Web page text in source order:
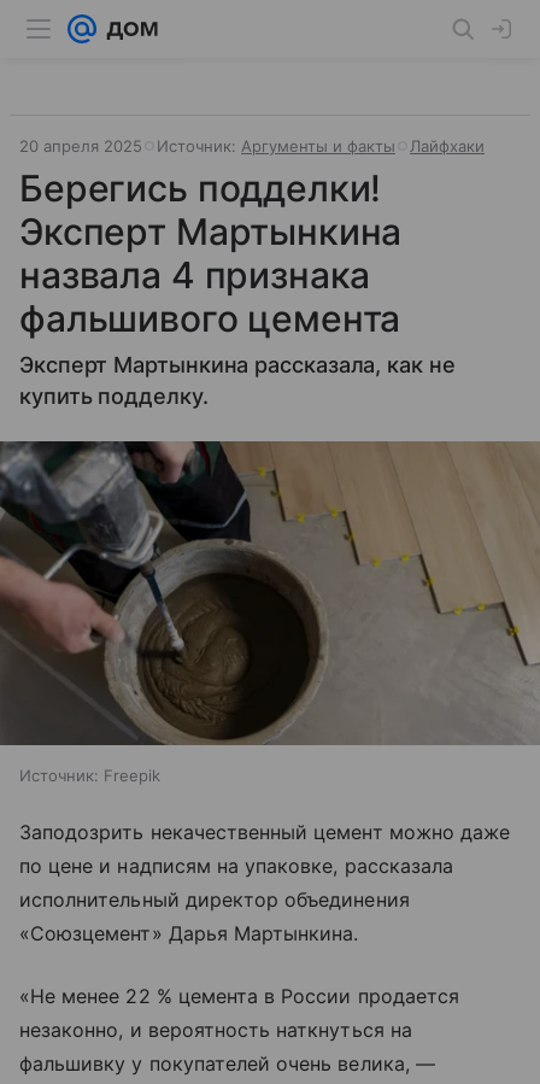
20 апреля 2025 Источник: Аргументы и факты Лайфхаки
Берегись подделки!
Эксперт Мартынкина
назвала 4 признака
фальшивого цемента
Эксперт Мартынкина рассказала, как не
купить подделку.
Источник: Freepik
Заподозрить некачественный цемент можно даже
по цене и надписям на упаковке, рассказала
исполнительный директор объединения
«Союзцемент» Дарья Мартынкина.
«Не менее 22 % цемента в России продается
незаконно, и вероятность наткнуться на
фальшивку у покупателей очень велика, —